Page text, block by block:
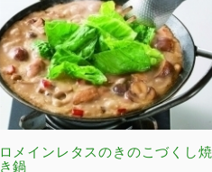
ロメインレタスのきのこづくし焼
き鍋